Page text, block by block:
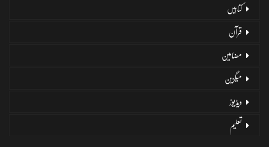
کتابیں
قرآن
مضامین
میگزین
ویڈیوز
تعلیم